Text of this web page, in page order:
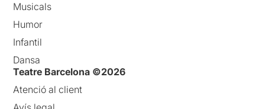
Musicals
Humor
Infantil
Dansa
Teatre Barcelona ©2026
Atenció al client